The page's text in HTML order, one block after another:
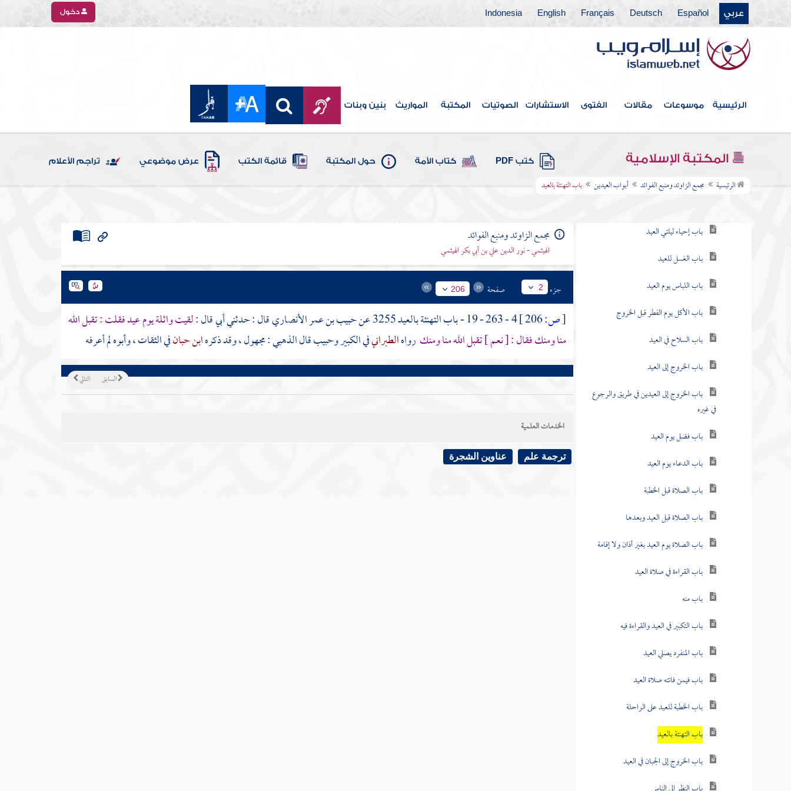
عربي Español
Deutsch
Français
English
Indonesia دخول
الرئيسية موسوعات مقالات الفتوى الاستشارات الصوتيات المكتبة المواريث بنين وبنات
المكتبة الإسلامية كتب PDF كتاب الأمة حول المكتبة قائمة الكتب عرض موضوعي تراجم الأعلام
الرئيسية مجمع الزاوئد ومنبع الفوائد أبواب العيدين باب التهنئة بالعيد
فهرس الكتاب
خطبة الكتاب
كتاب الإيمان
كتاب العلم
كتاب الصلاة
أبواب العيدين
باب إحياء ليلتي العيد
باب الغسل للعيد
باب اللباس يوم العيد
باب الأكل يوم الفطر قبل الخروج
باب السلاح في العيد
باب الخروج إلى العيد
باب الخروج إلى العيدين في طريق والرجوع
في غيره
باب فضل يوم العيد
باب الدعاء يوم العيد
باب الصلاة قبل الخطبة
باب الصلاة قبل العيد وبعدها
باب الصلاة يوم العيد بغير أذان ولا إقامة
باب القراءة في صلاة العيد
باب منه
باب التكبير في العيد والقراءة فيه
باب المنفرد يصلي العيد
باب فيمن فاتته صلاة العيد
باب الخطبة للعيد على الراحلة
باب التهنئة بالعيد
باب الخروج إلى الجبان في العيد
مجمع الزاوئد ومنبع الفوائد
الهيثمي - نور الدين علي بن أبي بكر الهيثمي
جزء 2 صفحة 206
[ص: 4 - 263 - 19 - باب التهنئة بالعيد 3255 عن حبيب بن عمر الأنصاريقال : حدثني أبي قال :لقيتواثلةيوم عيد فقلت : تقبل الله
منا ومنك فقال : [ نعم ] تقبل الله منا ومنك رواهالطبرانيفي الكبير وحبيب قالالذهبي: مجهول ، وقد ذكرهابن حبانفي الثقات ، وأبوه لم أعرفه
التالي السابق
الخدمات العلمية
ترجمة علم عناوين الشجرة